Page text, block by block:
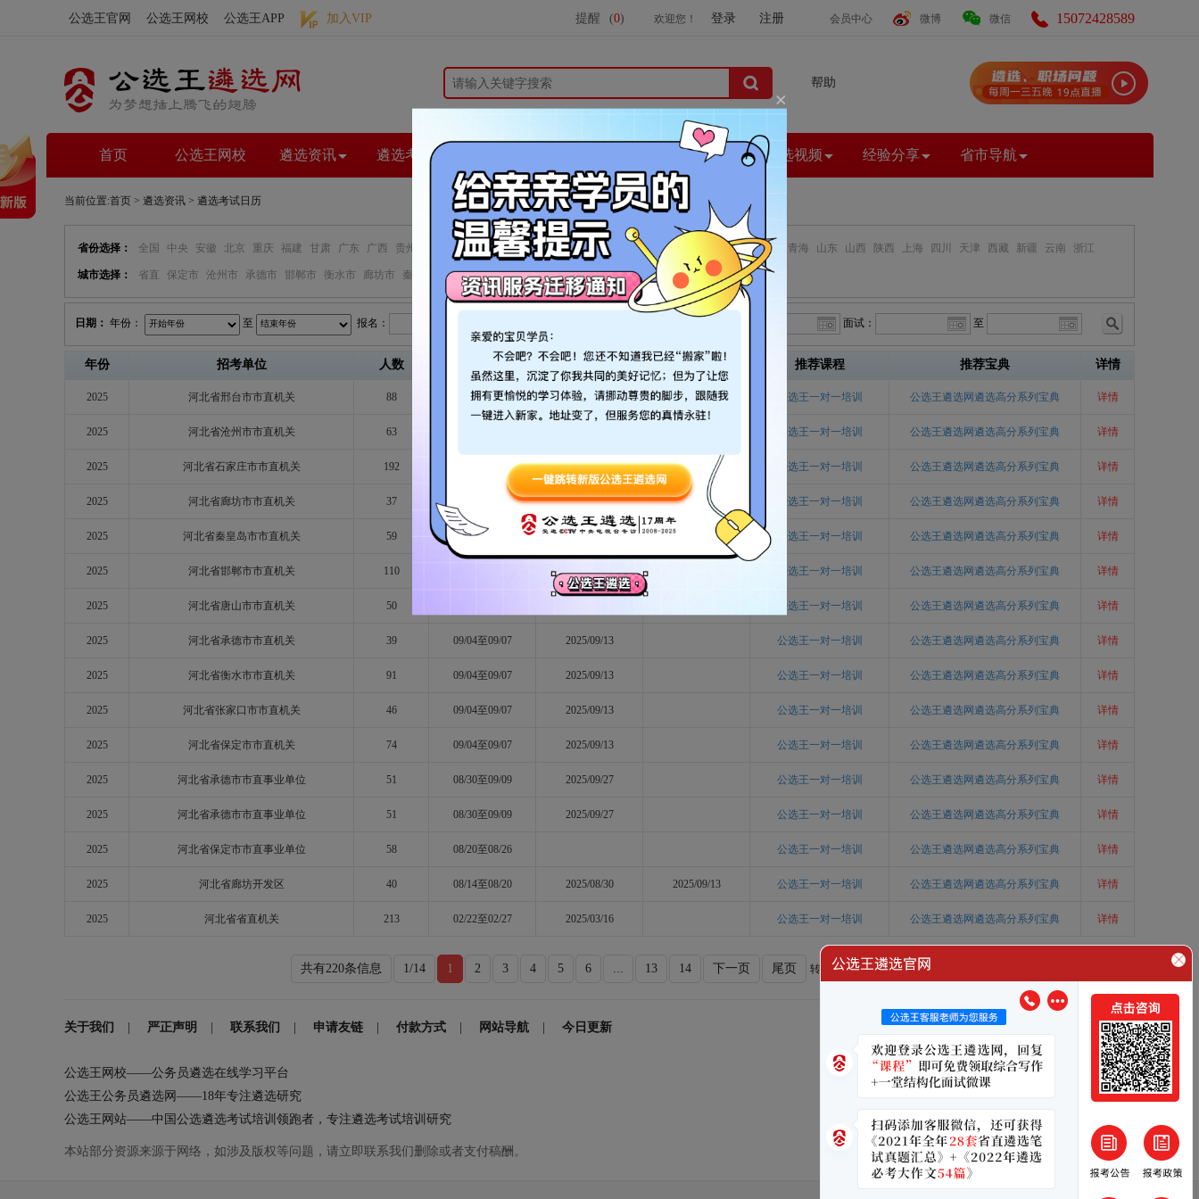
公选王官网 公选王网校 公选王APP 加入VIP 提醒 (0) 欢迎您！ 登录 注册 会员中心 微博 微信 15072428589
帮助
首页 公选王网校 遴选资讯 遴选考题 遴选培训 遴选视频 经验分享 省市导航
当前位置:首页 > 遴选资讯 > 遴选考试日历
省份选择： 全国 中央 安徽 北京 重庆 福建 甘肃 广东 广西 贵州 河北 河南 黑龙江 湖北 湖南 吉林 江苏 江西 内蒙古 宁夏 青海 山东 山西 陕西 上海 四川 天津 西藏 新疆 云南 浙江
城市选择： 省直 保定市 沧州市 承德市 邯郸市 衡水市 廊坊市 秦皇岛市 石家庄市 唐山市 邢台市 张家口市
日期： 年份： 至 报名： 面试： 至
年份 招考单位 人数 报名时间 笔试时间 面试时间 推荐课程 推荐宝典 详情
2025 河北省邢台市市直机关 88 09/04至09/07 2025/09/13 公选王一对一培训 公选王遴选网遴选高分系列宝典 详情
2025 河北省沧州市市直机关 63 公选王一对一培训 公选王遴选网遴选高分系列宝典 详情
2025 河北省石家庄市市直机关 192 09/04至09/07 2025/09/13 公选王一对一培训 公选王遴选网遴选高分系列宝典 详情
2025 河北省廊坊市市直机关 37 09/04至09/07 2025/09/13 2025/09/27 公选王一对一培训 公选王遴选网遴选高分系列宝典 详情
2025 河北省秦皇岛市市直机关 59 09/04至09/07 2025/09/13 2025/09/27 公选王一对一培训 公选王遴选网遴选高分系列宝典 详情
2025 河北省邯郸市市直机关 110 公选王一对一培训 公选王遴选网遴选高分系列宝典 详情
2025 河北省唐山市市直机关 50 公选王一对一培训 公选王遴选网遴选高分系列宝典 详情
2025 河北省承德市市直机关 39 09/04至09/07 2025/09/13 公选王一对一培训 公选王遴选网遴选高分系列宝典 详情
2025 河北省衡水市市直机关 91 09/04至09/07 2025/09/13 公选王一对一培训 公选王遴选网遴选高分系列宝典 详情
2025 河北省张家口市市直机关 46 09/04至09/07 2025/09/13 公选王一对一培训 公选王遴选网遴选高分系列宝典 详情
2025 河北省保定市市直机关 74 09/04至09/07 2025/09/13 公选王一对一培训 公选王遴选网遴选高分系列宝典 详情
2025 河北省承德市市直事业单位 51 08/30至09/09 2025/09/27 公选王一对一培训 公选王遴选网遴选高分系列宝典 详情
2025 河北省承德市市直事业单位 51 08/30至09/09 2025/09/27 公选王一对一培训 公选王遴选网遴选高分系列宝典 详情
2025 河北省保定市市直事业单位 58 08/20至08/26 公选王一对一培训 公选王遴选网遴选高分系列宝典 详情
2025 河北省廊坊开发区 40 08/14至08/20 2025/08/30 2025/09/13 公选王一对一培训 公选王遴选网遴选高分系列宝典 详情
2025 河北省省直机关 213 02/22至02/27 2025/03/16 公选王一对一培训 公选王遴选网遴选高分系列宝典 详情
共有220条信息 1/14 1 2 3 4 5 6 ... 13 14 下一页 尾页 转到
关于我们 严正声明 联系我们 申请友链 付款方式 网站导航 今日更新
公选王网校——公务员遴选在线学习平台
公选王公务员遴选网——18年专注遴选研究
公选王网站——中国公选遴选考试培训领跑者，专注遴选考试培训研究
本站部分资源来源于网络，如涉及版权等问题，请立即联系我们删除或者支付稿酬。
售前咨询：
131-6465-6773 / 150-7242-7607
售后服务：
150-7242-8589 / 173-6330-3787